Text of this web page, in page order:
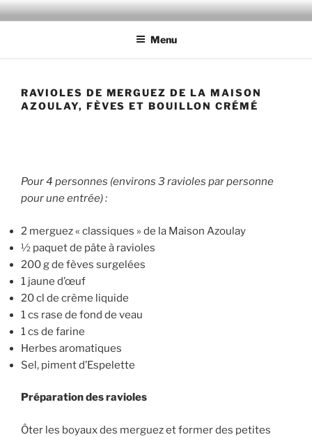
Aller
au
MAISON AZOULAY
Menu
RAVIOLES DE MERGUEZ DE LA MAISON
AZOULAY, FÈVES ET BOUILLON CRÉMÉ
Pour 4 personnes (environs 3 ravioles par personne
pour une entrée) :
2 merguez « classiques » de la Maison Azoulay
½ paquet de pâte à ravioles
200 g de fèves surgelées
1 jaune d’œuf
20 cl de crème liquide
1 cs rase de fond de veau
1 cs de farine
Herbes aromatiques
Sel, piment d’Espelette
Préparation des ravioles
Ôter les boyaux des merguez et former des petites